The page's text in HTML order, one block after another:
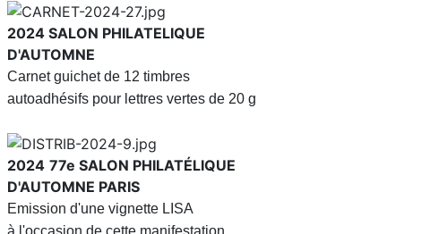
2024 SALON PHILATELIQUE
D'AUTOMNE
Carnet guichet de 12 timbres
autoadhésifs pour lettres vertes de 20 g
2024 77e SALON PHILATÉLIQUE
D'AUTOMNE PARIS
Emission d'une vignette LISA
à l'occasion de cette manifestation